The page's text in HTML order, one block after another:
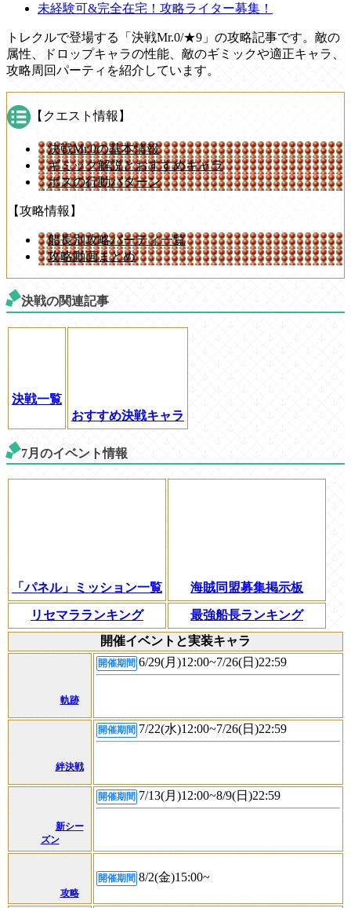
未経験可&完全在宅！攻略ライター募集！
トレクルで登場する「決戦Mr.0/★9」の攻略記事です。敵の
属性、ドロップキャラの性能、敵のギミックや適正キャラ、
攻略周回パーティを紹介しています。
【クエスト情報】
決戦Mr.0の基本情報
ギミック解説とおすすめキャラ
ボスの行動パターン
【攻略情報】
船長別攻略パーティ一覧
攻略動画まとめ
決戦の関連記事
決戦一覧
おすすめ決戦キャラ
7月のイベント情報
「パネル」ミッション一覧 海賊同盟募集掲示板
リセマラランキング
最強船長ランキング
開催イベントと実装キャラ
軌跡
開催期間 6/29(月)12:00~7/26(日)22:59
絆決戦
開催期間 7/22(水)12:00~7/26(日)22:59
新シー
ズン
開催期間 7/13(月)12:00~8/9(日)22:59
攻略
開催期間 8/2(金)15:00~